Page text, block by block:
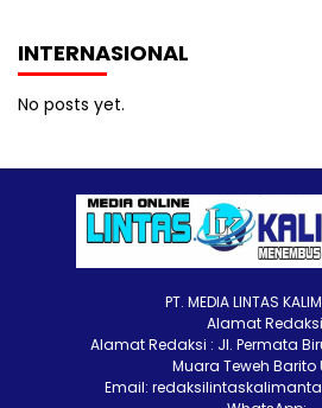
INTERNASIONAL
No posts yet.
PT. MEDIA LINTAS
Alamat
Alamat Redaksi : Jl. Permata
Muara Teweh Barito
Email: